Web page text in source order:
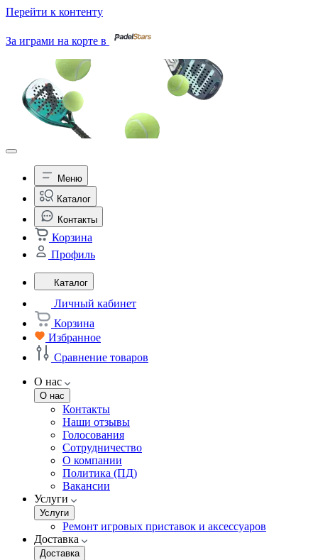
Перейти к контенту
За играми на корте в
Меню
Каталог
Контакты
Корзина
Профиль
Каталог
Личный кабинет
Корзина
Избранное
Сравнение товаров
О нас
О нас
Контакты
Наши отзывы
Голосования
Сотрудничество
О компании
Политика (ПД)
Вакансии
Услуги
Услуги
Ремонт игровых приставок и аксессуаров
Доставка
Доставка